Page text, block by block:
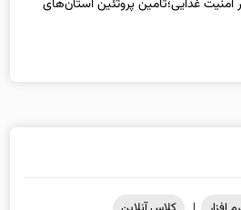
غذایی؛تأمین‌ پروتئین استان‌های